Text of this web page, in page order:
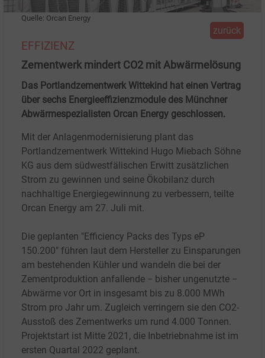
Quelle: Orcan Energy
zurück
EFFIZIENZ
Zementwerk mindert CO2 mit Abwärmelösung
Das Portlandzementwerk Wittekind hat einen Vertrag
über sechs Energieeffizienzmodule des Münchner
Abwärmespezialisten Orcan Energy geschlossen.
Mit der Anlagenmodernisierung plant das
Portlandzementwerk Wittekind Hugo Miebach Söhne
KG aus dem südwestfälischen Erwitt zusätzlichen
Strom zu gewinnen und seine Ökobilanz durch
nachhaltige Energiegewinnung zu verbessern, teilte
Orcan Energy am 27. Juli mit.
Die geplanten "Efficiency Packs des Typs eP
150.200" führen laut dem Hersteller zu Einsparungen
am bestehenden Kühler und wandeln die bei der
Zementproduktion anfallende − bisher ungenutzte −
Abwärme vor Ort in insgesamt bis zu 8.000 MWh
Strom pro Jahr um. Zugleich verringern sie den CO2-
Ausstoß des Zementwerks um rund 4.000 Tonnen.
Projektstart ist Mitte 2021, die Inbetriebnahme ist im
ersten Quartal 2022 geplant.